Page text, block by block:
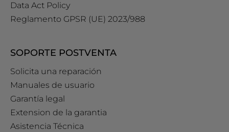
Data Act Policy
Reglamento GPSR (UE) 2023/988
SOPORTE POSTVENTA
Solicita una reparación
Manuales de usuario
Garantía legal
Extension de la garantia
Asistencia Técnica